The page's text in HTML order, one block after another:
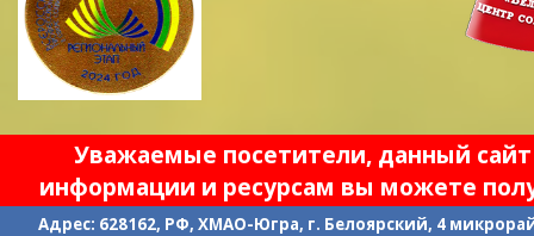
Уважаемые посетители, данный
информации и ресурсам вы можете
Адрес: 628162, РФ, ХМАО-Югра, г. Белоярский, 4